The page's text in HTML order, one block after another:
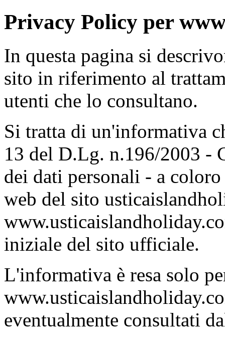
Privacy Policy per
In questa pagina si
sito in riferimento al
utenti che lo consultano.
Si tratta di un'informativa
13 del D.Lg. n.196/2003 -
dei dati personali - a
web del sito
iniziale del sito ufficiale.
L'informativa è resa solo
eventualmente consultati